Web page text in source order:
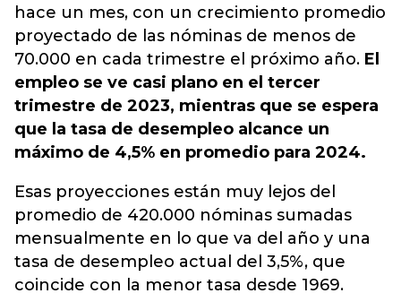
hace un mes, con un crecimiento promedio
proyectado de las nóminas de menos de
70.000 en cada trimestre el próximo año. El
empleo se ve casi plano en el tercer
trimestre de 2023, mientras que se espera
que la tasa de desempleo alcance un
máximo de 4,5% en promedio para 2024.
Esas proyecciones están muy lejos del
promedio de 420.000 nóminas sumadas
mensualmente en lo que va del año y una
tasa de desempleo actual del 3,5%, que
coincide con la menor tasa desde 1969.